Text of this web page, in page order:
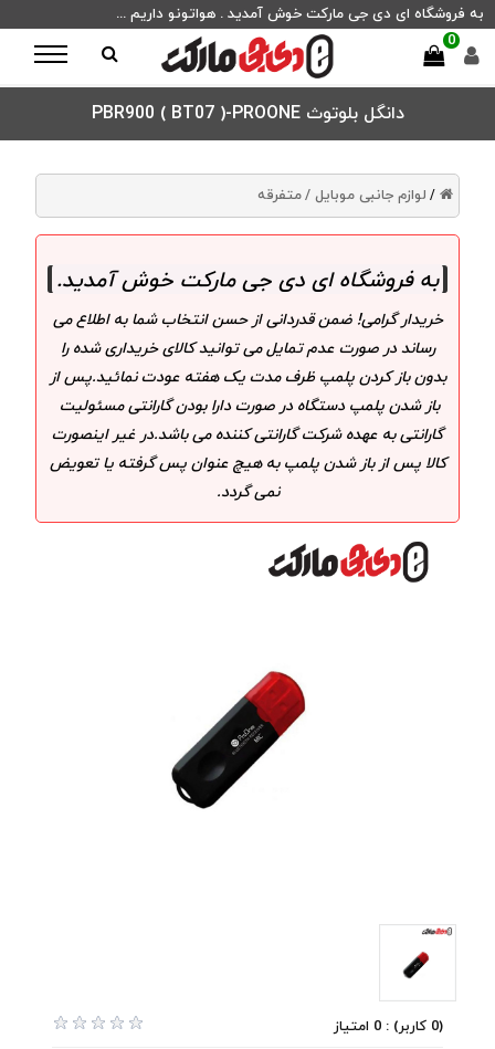
به فروشگاه ای دی جی مارکت خوش آمدید . هواتونو داریم ...
0
دانگل بلوتوث PBR900 ( BT07 )-PROONE
/ لوازم جانبی موبایل /متفرقه
به فروشگاه ای دی جی مارکت خوش آمدید.
خریدار گرامی! ضمن قدردانی از حسن انتخاب شما به اطلاع می
رساند در صورت عدم تمایل می توانید کالای خریداری شده را
بدون باز کردن پلمپ ظرف مدت یک هفته عودت نمائید.پس از
باز شدن پلمپ دستگاه در صورت دارا بودن گارانتی مسئولیت
گارانتی به عهده شرکت گارانتی کننده می باشد.در غیر اینصورت
کالا پس از باز شدن پلمپ به هیچ عنوان پس گرفته یا تعویض
نمی گردد.
(0 کاربر) : 0 امتیاز